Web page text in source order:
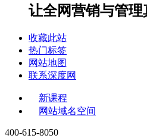
让全网营销与管理
收藏此站
热门标签
网站地图
联系深度网
新课程
网站域名空间
400-615-8050